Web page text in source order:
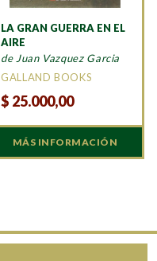
LA GRAN GUERRA EN EL
AIRE
de Juan Vazquez Garcia
GALLAND BOOKS
$ 25.000,00
MÁS INFORMACIÓN